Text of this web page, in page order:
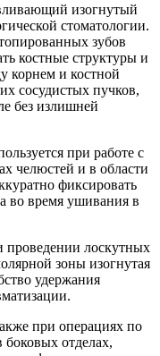
изогнутый
стоматологии.
зубов
костные структуры и
корнем и костной
сосудистых пучков,
без излишней
при работе с
челюстей и в области
фиксировать
во время ушивания в
проведении лоскутных
зоны изогнутая
удержания
при операциях по
боковых отделах,